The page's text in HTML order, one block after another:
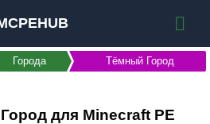
Города Тёмный Город
для Minecraft PE